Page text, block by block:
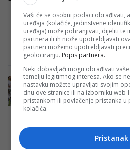
grupe G Svjetskog
Angelesu privukao
…
Redakcija·16/06/2026
Iz Irana najavili dva
prekinuti utakmice
Nogometna
izazvati veliku
Svjetskom
Vaši će se osobni podaci obrađivati,
uređaja (kolačiće, jedinstvene
uređaja) može pohranjivati, dijeliti te
partnera ili ih može upotrebljavati
partneri možemo upotrebljavati
geolociranju. Popis partnera.
Neki dobavljači mogu obrađivati
temelju legitimnog interesa. Ako se
nastavku možete upravljati svojim
dnu ove stranice ili na izborniku
pristankom ili povlačenje pristanka u
kolačića.
Pristanak